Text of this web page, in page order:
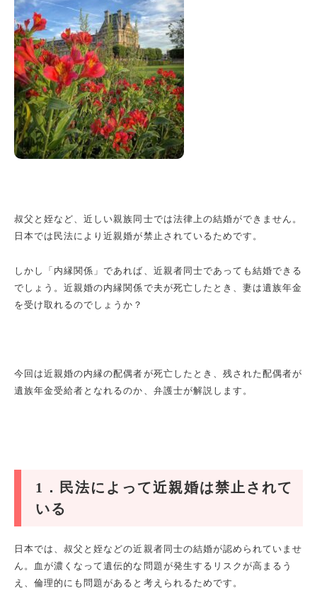
叔父と姪など、近しい親族同士では法律上の結婚ができません。
日本では民法により近親婚が禁止されているためです。
しかし「内縁関係」であれば、近親者同士であっても結婚できる
でしょう。近親婚の内縁関係で夫が死亡したとき、妻は遺族年金
を受け取れるのでしょうか？
今回は近親婚の内縁の配偶者が死亡したとき、残された配偶者が
遺族年金受給者となれるのか、弁護士が解説します。
1
．民法によって近親婚は禁止されて
いる
日本では、叔父と姪などの近親者同士の結婚が認められていませ
ん。血が濃くなって遺伝的な問題が発生するリスクが高まるう
え、倫理的にも問題があると考えられるためです。